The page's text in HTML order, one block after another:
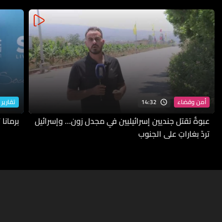
أمن وقضاء 14:32
عبوةٌ تقتل جنديين إسرائيليين في مجدل زون… وإسرائيل
تردّ بغاراتٍ على الجنوب